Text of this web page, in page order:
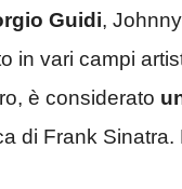
Guidi,
in vari campi
è considerato
di Frank